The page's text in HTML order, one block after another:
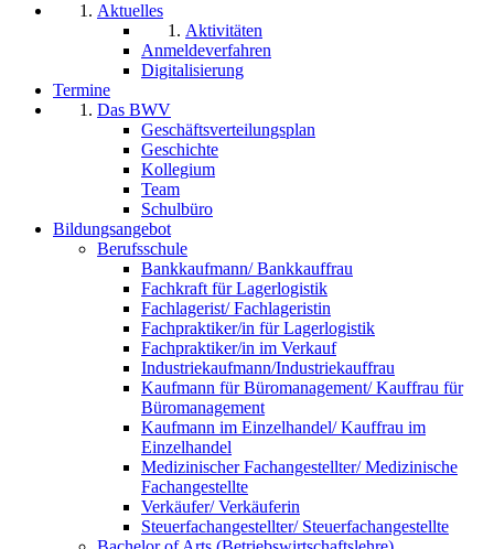
Aktuelles
Aktivitäten
Anmeldeverfahren
Digitalisierung
Termine
Das BWV
Geschäftsverteilungsplan
Geschichte
Kollegium
Team
Schulbüro
Bildungsangebot
Berufsschule
Bankkaufmann/ Bankkauffrau
Fachkraft für Lagerlogistik
Fachlagerist/ Fachlageristin
Fachpraktiker/in für Lagerlogistik
Fachpraktiker/in im Verkauf
Industriekaufmann/Industriekauffrau
Kaufmann für Büromanagement/ Kauffrau für
Büromanagement
Kaufmann im Einzelhandel/ Kauffrau im
Einzelhandel
Medizinischer Fachangestellter/ Medizinische
Fachangestellte
Verkäufer/ Verkäuferin
Steuerfachangestellter/ Steuerfachangestellte